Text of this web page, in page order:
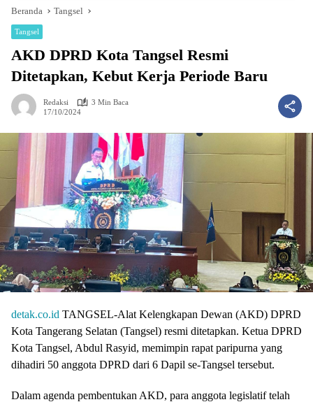
Beranda Tangsel
Tangsel
AKD DPRD Kota Tangsel Resmi
Ditetapkan, Kebut Kerja Periode Baru
Redaksi
3 Min Baca
17/10/2024
detak.co.id TANGSEL-Alat Kelengkapan Dewan (AKD) DPRD
Kota Tangerang Selatan (Tangsel) resmi ditetapkan. Ketua DPRD
Kota Tangsel, Abdul Rasyid, memimpin rapat paripurna yang
dihadiri 50 anggota DPRD dari 6 Dapil se-Tangsel tersebut.
Dalam agenda pembentukan AKD, para anggota legislatif telah